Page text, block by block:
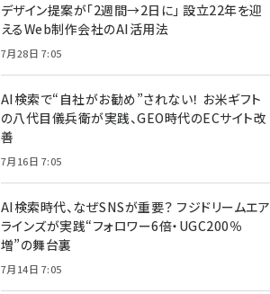
デザイン提案が「2週間→2日に」 設立22年を迎
えるWeb制作会社のAI活用法
7月28日 7:05
AI検索で“自社がお勧め”されない！ お米ギフト
の八代目儀兵衛が実践、GEO時代のECサイト改
善
7月16日 7:05
AI検索時代、なぜSNSが重要？ フジドリームエア
ラインズが実践“フォロワー6倍・UGC200％
増”の舞台裏
7月14日 7:05